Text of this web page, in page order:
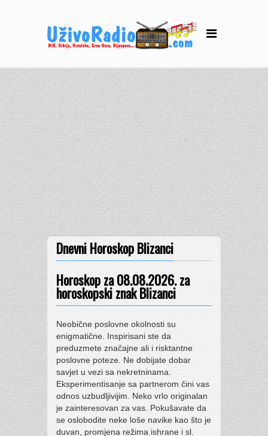
Dnevni Horoskop Blizanci
Horoskop za 08.08.2026. za
horoskopski znak Blizanci
Neobične poslovne okolnosti su
enigmatične. Inspirisani ste da
preduzmete značajne ali i risktantne
poslovne poteze. Ne dobijate dobar
savjet u vezi sa nekretninama.
Eksperimentisanje sa partnerom čini vas
odnos uzbudljivijim. Neko vrlo originalan
je zainteresovan za vas. Pokušavate da
se oslobodite neke loše navike kao što je
duvan, promjena režima ishrane i sl.